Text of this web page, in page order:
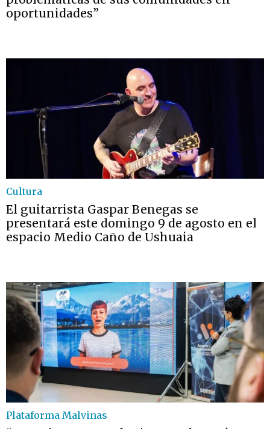
oportunidades”
Cultura
El guitarrista Gaspar Benegas se
presentará este domingo 9 de agosto en el
espacio Medio Caño de Ushuaia
Plataforma Malvinas